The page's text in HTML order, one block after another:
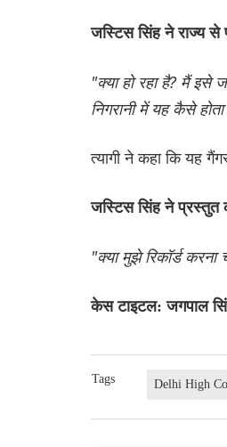
जस्टिस सिंह ने राज्य से
"क्या हो रहा है? मैं इसे
निगरानी में यह कैसे होता
त्यागी ने कहा कि यह
जस्टिस सिंह ने प्रस्तुत
"क्या मुझे रिकॉर्ड
केस टाइटल: जगपाल
Tags Delhi High